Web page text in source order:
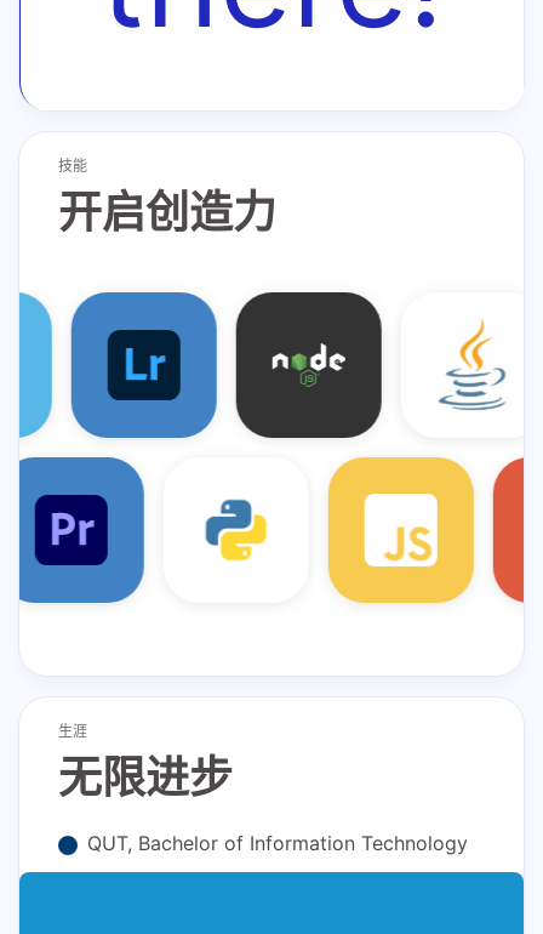
技能
开启创造力
Docker Photoshop
Lightroom Premiere Pro
JS
生涯
无限进步
QUT, Bachelor of Information Technology